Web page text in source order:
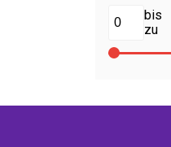
bis
zu